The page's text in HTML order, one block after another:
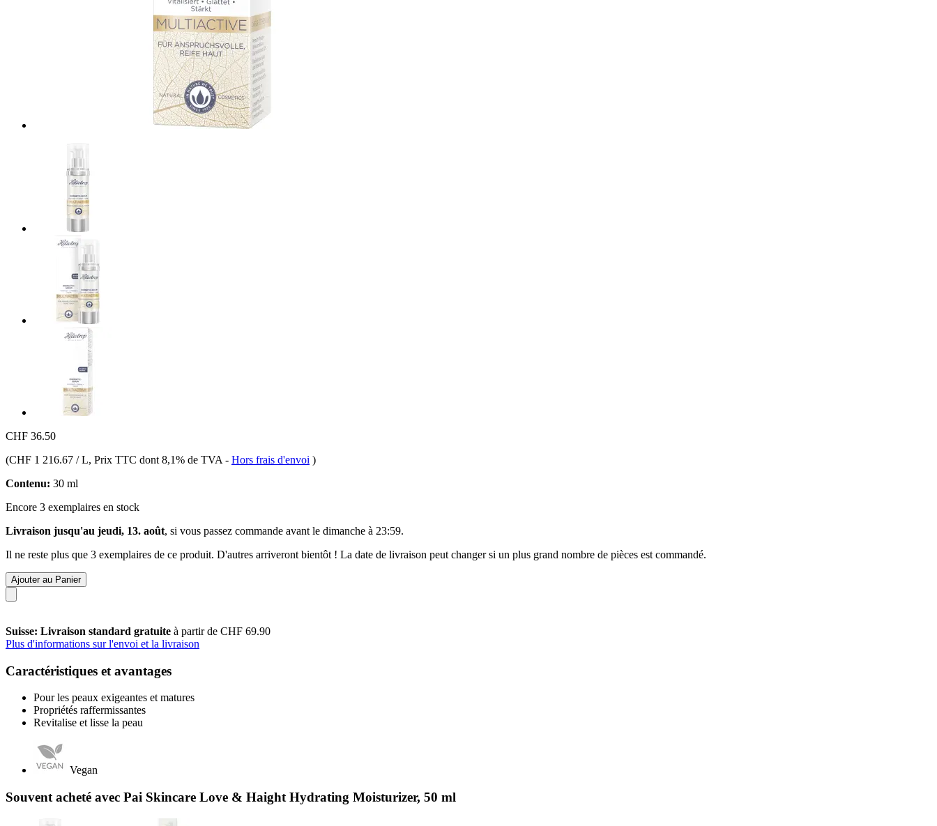
CHF 36.50
(CHF 1 216.67 / L, Prix TTC dont 8,1% de TVA - Hors frais d'envoi )
Contenu: 30 ml
Encore 3 exemplaires en stock
Livraison jusqu'au jeudi, 13. août, si vous passez commande avant le dimanche à 23:59.
Il ne reste plus que 3 exemplaires de ce produit. D'autres arriveront bientôt ! La date de livraison peut changer si un plus grand nombre de pièces est commandé.
Ajouter au Panier
Suisse: Livraison standard gratuite à partir de CHF 69.90
Plus d'informations sur l'envoi et la livraison
Caractéristiques et avantages
Pour les peaux exigeantes et matures
Propriétés raffermissantes
Revitalise et lisse la peau
Vegan
Souvent acheté avec Pai Skincare Love & Haight Hydrating Moisturizer, 50 ml